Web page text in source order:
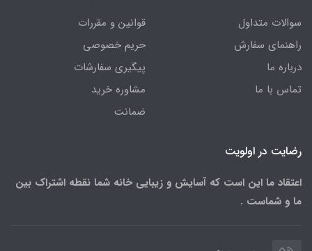
سوالات متداول
راهنمای سفارش
درباره ما
تماس با ما
قوانین و مقررات
حریم خصوصی
پیگیری سفارشات
مشاوره خرید
ضمانت
رضایت در اولویت
اعتقاد ما این است که آسایش و زیبایی خانه شما نقطه اشتراک بین
ما و شماست .